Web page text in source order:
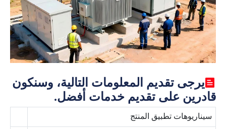
يرجى تقديم المعلومات التالية، وسنكون
قادرين على تقديم خدمات أفضل.
سيناريوهات تطبيق المنتج